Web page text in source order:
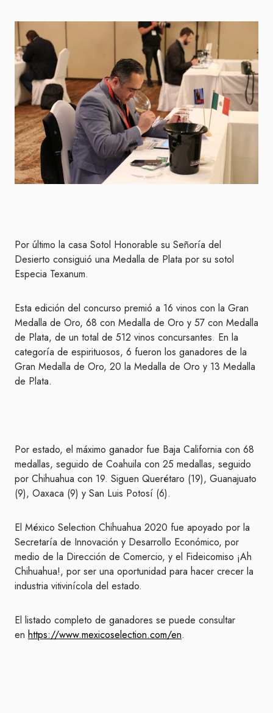
Por último la casa Sotol Honorable su Señoría del
Desierto consiguió una Medalla de Plata por su sotol
Especia Texanum.
Esta edición del concurso premió a 16 vinos con la Gran
Medalla de Oro, 68 con Medalla de Oro y 57 con Medalla
de Plata, de un total de 512 vinos concursantes. En la
categoría de espirituosos, 6 fueron los ganadores de la
Gran Medalla de Oro, 20 la Medalla de Oro y 13 Medalla
de Plata.
Por estado, el máximo ganador fue Baja California con 68
medallas, seguido de Coahuila con 25 medallas, seguido
por Chihuahua con 19. Siguen Querétaro (19), Guanajuato
(9), Oaxaca (9) y San Luis Potosí (6).
El México Selection Chihuahua 2020 fue apoyado por la
Secretaría de Innovación y Desarrollo Económico, por
medio de la Dirección de Comercio, y el Fideicomiso ¡Ah
Chihuahua!, por ser una oportunidad para hacer crecer la
industria vitivinícola del estado.
El listado completo de ganadores se puede consultar
en https://www.mexicoselection.com/en.